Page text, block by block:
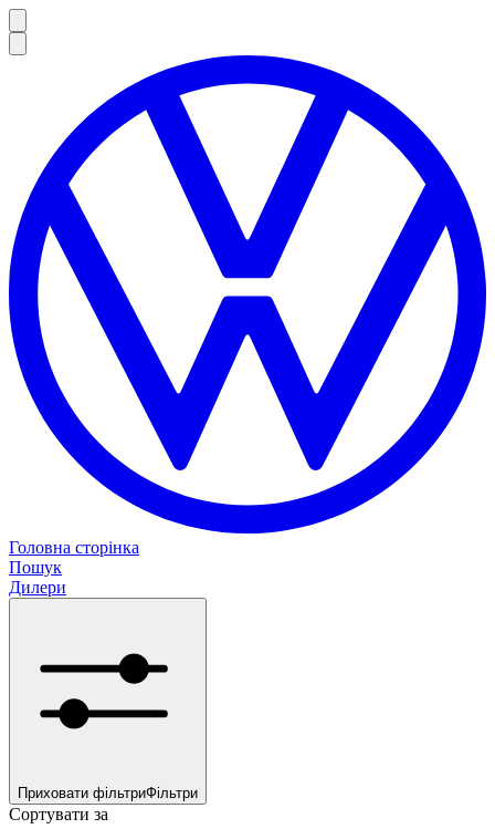
Головна сторінка
Пошук
Дилери
Приховати фільтриФільтри
Сортувати за